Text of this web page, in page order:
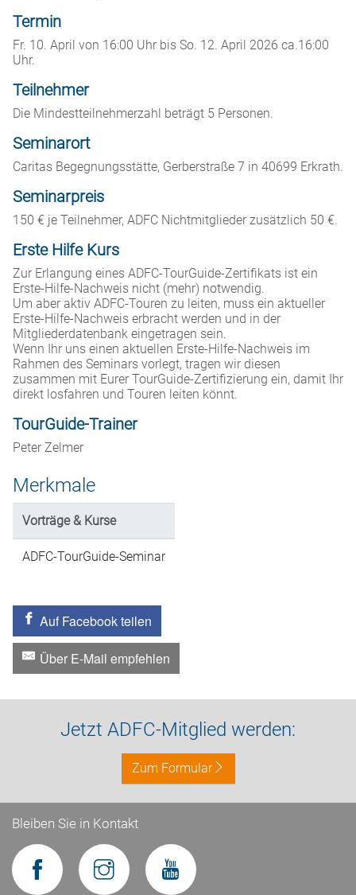
Termin
Fr. 10. April von 16:00 Uhr bis So. 12. April 2026 ca.16:00
Uhr.
Teilnehmer
Die Mindestteilnehmerzahl beträgt 5 Personen.
Seminarort
Caritas Begegnungsstätte, Gerberstraße 7 in 40699 Erkrath.
Seminarpreis
150 € je Teilnehmer, ADFC Nichtmitglieder zusätzlich 50 €.
Erste Hilfe Kurs
Zur Erlangung eines ADFC-TourGuide-Zertifikats ist ein
Erste-Hilfe-Nachweis nicht (mehr) notwendig.
Um aber aktiv ADFC-Touren zu leiten, muss ein aktueller
Erste-Hilfe-Nachweis erbracht werden und in der
Mitgliederdatenbank eingetragen sein.
Wenn Ihr uns einen aktuellen Erste-Hilfe-Nachweis im
Rahmen des Seminars vorlegt, tragen wir diesen
zusammen mit Eurer TourGuide-Zertifizierung ein, damit Ihr
direkt losfahren und Touren leiten könnt.
TourGuide-Trainer
Peter Zelmer
Merkmale
Vorträge & Kurse
ADFC-TourGuide-Seminar
Auf Facebook teilen
Über E-Mail empfehlen
Jetzt ADFC-Mitglied werden:
Zum Formular
Bleiben Sie in Kontakt